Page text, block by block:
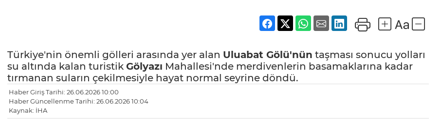
Türkiye'nin önemli gölleri arasında yer alan Uluabat Gölü'nün taşması sonucu yolları
su altında kalan turistik Gölyazı Mahallesi'nde merdivenlerin basamaklarına kadar
tırmanan suların çekilmesiyle hayat normal seyrine döndü.
Haber Giriş Tarihi: 26.06.2026 10:00
Haber Güncellenme Tarihi: 26.06.2026 10:04
Kaynak: İHA